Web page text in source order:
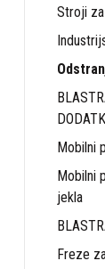
Stroji
Mobilni
Mobilni
jekla
Freze